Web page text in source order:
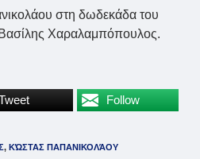
στη δωδεκάδα του
Χαραλαμπόπουλος.
Follow
, ΚΏΣΤΑΣ ΠΑΠΑΝΙΚΟΛΆΟΥ